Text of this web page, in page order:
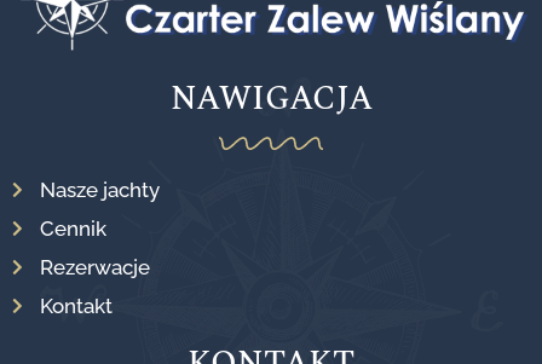
NAWIGACJA
Nasze jachty
Cennik
Rezerwacje
Kontakt